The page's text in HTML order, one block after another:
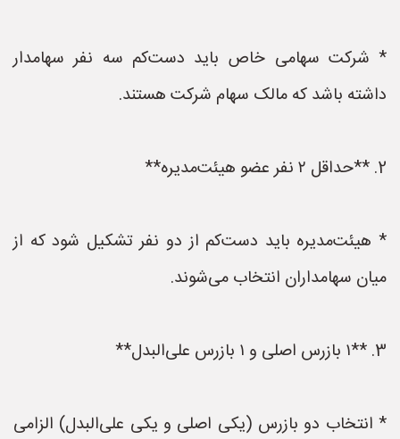
* شرکت سهامی خاص باید دست‌کم سه نفر سهامدار
داشته باشد که مالک سهام شرکت هستند.
2. **حداقل ۲ نفر عضو هیئت‌مدیره**
* هیئت‌مدیره باید دست‌کم از دو نفر تشکیل شود که از
میان سهامداران انتخاب می‌شوند.
3. **۱ بازرس اصلی و ۱ بازرس علی‌البدل**
* انتخاب دو بازرس (یکی اصلی و یکی علی‌البدل) الزامی